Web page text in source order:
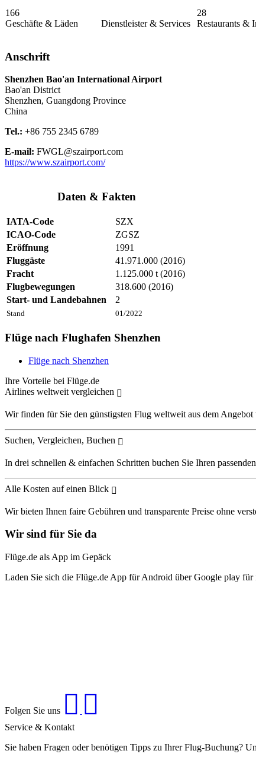
166
Geschäfte & Läden
Dienstleister & Services
28
Restaurants &
Anschrift
Shenzhen Bao'an International Airport
Bao'an District
Shenzhen, Guangdong Province
China
Tel.: +86 755 2345 6789
E-mail: FWGL@szairport.com
https://www.szairport.com/
Daten & Fakten
Stand 01/2022
IATA-Code
SZX
ICAO-Code
ZGSZ
Eröffnung
1991
Fluggäste
41.971.000 (2016)
Fracht
1.125.000 t (2016)
Flugbewegungen
318.600 (2016)
Start- und Landebahnen
2
Flüge nach Flughafen Shenzhen
Flüge nach Shenzhen
Ihre Vorteile bei Flüge.de
Airlines weltweit vergleichen
Wir finden für Sie den günstigsten Flug weltweit aus dem
Suchen, Vergleichen, Buchen
In drei schnellen & einfachen Schritten buchen Sie Ihren
Alle Kosten auf einen Blick
Wir bieten Ihnen faire Gebühren und transparente Preise ohne
Wir sind für Sie da
Flüge.de als App im Gepäck
Laden Sie sich die Flüge.de App für Android über Google play
Folgen Sie uns
Service & Kontakt
Sie haben Fragen oder benötigen Tipps zu Ihrer Flug-Buchung?